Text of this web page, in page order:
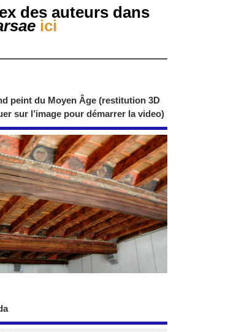
des auteurs dans
ici
peint du Moyen Âge (restitution 3D
sur l’image pour démarrer la video)